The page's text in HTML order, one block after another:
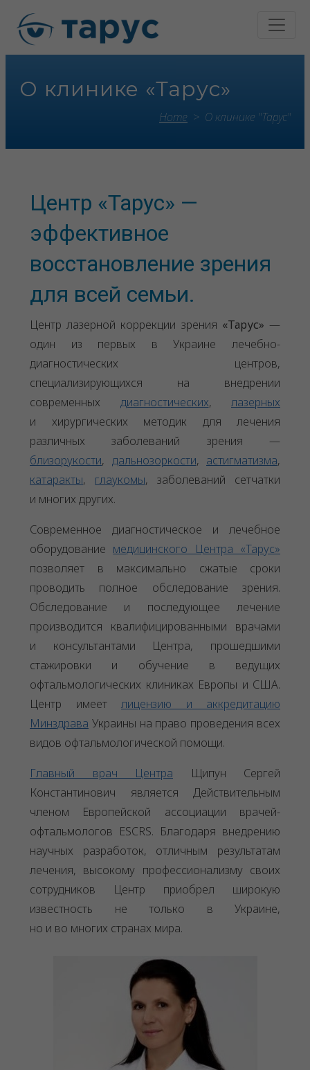
О клинике «Тарус»
Home О клинике "Тарус"
Центр «Тарус» —
эффективное
восстановление зрения
для всей семьи.
Центр лазерной коррекции зрения «Тарус» —
один из первых в Украине лечебно-
диагностических центров,
специализирующихся на внедрении
современных диагностических, лазерных
и хирургических методик для лечения
различных заболеваний зрения —
близорукости, дальнозоркости, астигматизма,
катаракты, глаукомы, заболеваний сетчатки
и многих других.
Современное диагностическое и лечебное
оборудование медицинского Центра «Тарус»
позволяет в максимально сжатые сроки
проводить полное обследование зрения.
Обследование и последующее лечение
производится квалифицированными врачами
и консультантами Центра, прошедшими
стажировки и обучение в ведущих
офтальмологических клиниках Европы и США.
Центр имеет лицензию и аккредитацию
Минздрава Украины на право проведения всех
видов офтальмологической помощи.
Главный врач Центра Щипун Сергей
Константинович является Действительным
членом Европейской ассоциации врачей-
офтальмологов ESCRS. Благодаря внедрению
научных разработок, отличным результатам
лечения, высокому профессионализму своих
сотрудников Центр приобрел широкую
известность не только в Украине,
но и во многих странах мира.